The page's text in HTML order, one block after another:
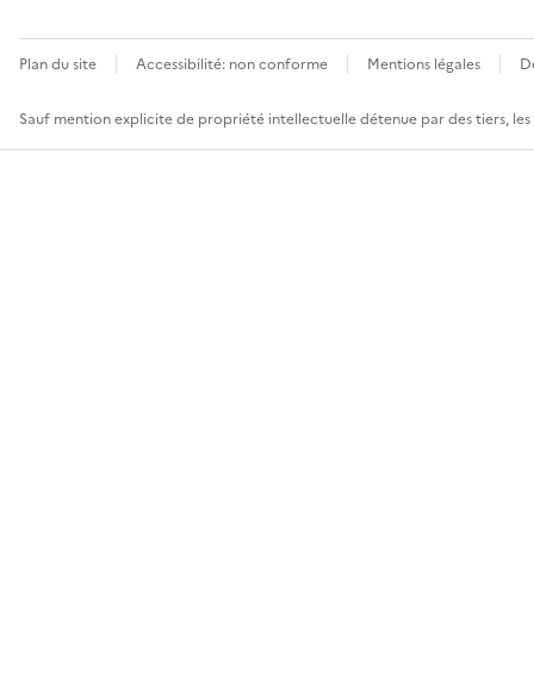
Plan du site Accessibilité: non conforme Mentions légales
Sauf mention explicite de propriété intellectuelle détenue par des tiers,